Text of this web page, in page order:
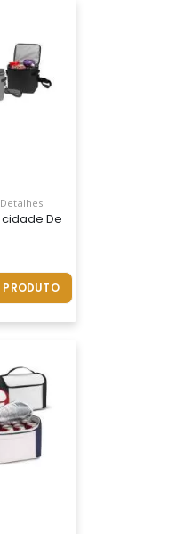
Praticidade E
Antivazamento,
Conta Com Uma
Térmico Em Peva
Poliéster E Com
De 15 Litros, Esta
PRODUTO